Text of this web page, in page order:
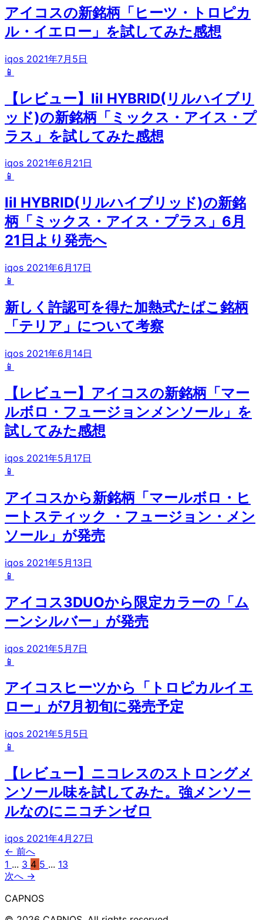
アイコスの新銘柄「ヒーツ・トロピカ
ル・イエロー」を試してみた感想
iqos 2021年7月5日
📱
【レビュー】lil HYBRID(リルハイブリ
ッド)の新銘柄「ミックス・アイス・プ
ラス」を試してみた感想
iqos 2021年6月21日
📱
lil HYBRID(リルハイブリッド)の新銘
柄「ミックス・アイス・プラス」6月
21日より発売へ
iqos 2021年6月17日
📱
新しく許認可を得た加熱式たばこ銘柄
「テリア」について考察
iqos 2021年6月14日
📱
【レビュー】アイコスの新銘柄「マー
ルボロ・フュージョンメンソール」を
試してみた感想
iqos 2021年5月17日
📱
アイコスから新銘柄「マールボロ・ヒ
ートスティック ・フュージョン・メン
ソール」が発売
iqos 2021年5月13日
📱
アイコス3DUOから限定カラーの「ム
ーンシルバー」が発売
iqos 2021年5月7日
📱
アイコスヒーツから「トロピカルイエ
ロー」が7月初旬に発売予定
iqos 2021年5月5日
📱
【レビュー】ニコレスのストロングメ
ンソール味を試してみた。強メンソー
ルなのにニコチンゼロ
iqos 2021年4月27日
← 前へ
1 ... 3 4 5 ... 13
次へ →
CAPNOS